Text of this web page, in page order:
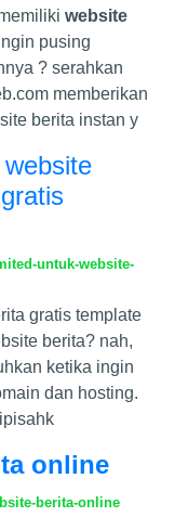
website
pusing
? serahkan
memberikan
berita instan y
untuk-website-
gratis template
berita? nah,
ketika ingin
dan hosting.
online
berita-online